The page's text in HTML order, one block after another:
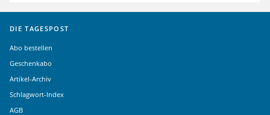
DIE TAGESPOST
Abo bestellen
Geschenkabo
Artikel-Archiv
Schlagwort-Index
AGB